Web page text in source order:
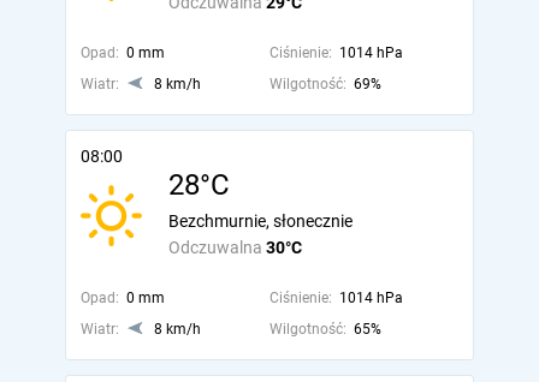
Opad: 0 mm Ciśnienie: 1014 hPa
Wiatr:
8 km/h Wilgotność: 69%
08:00
28°C
Odczuwalna 30°C
Bezchmurnie, słonecznie
Opad: 0 mm Ciśnienie: 1014 hPa
Wiatr:
8 km/h Wilgotność: 65%